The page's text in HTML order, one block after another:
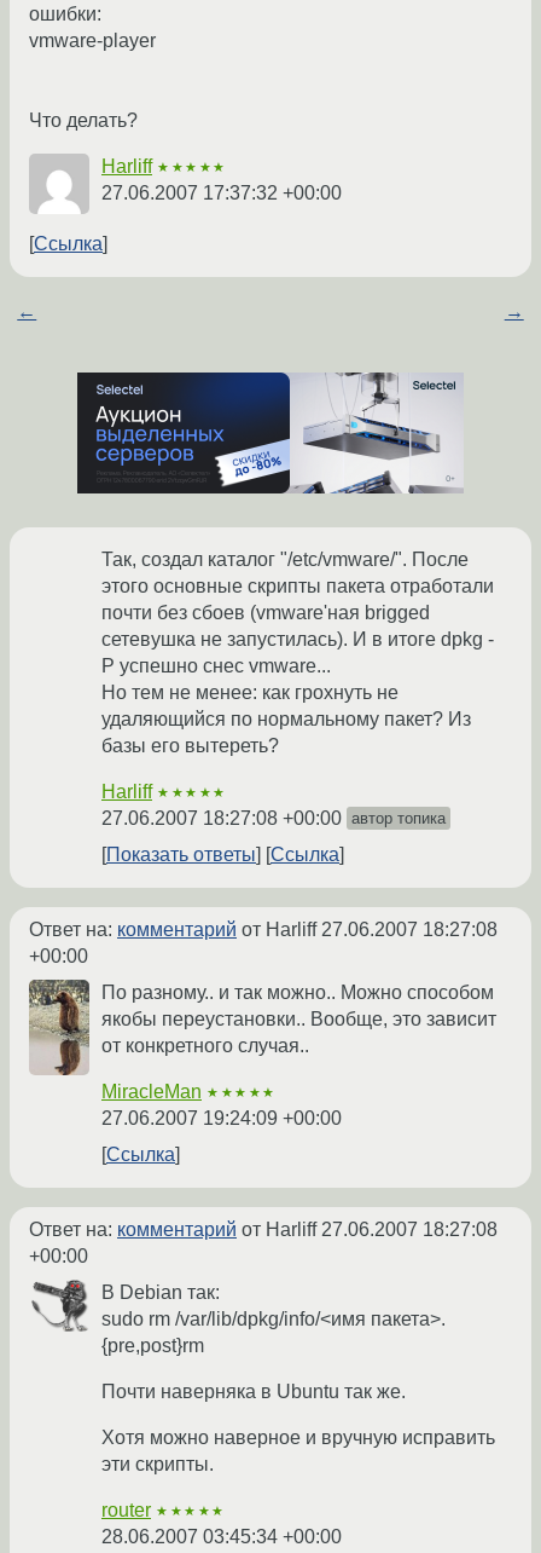
ошибки:
vmware-player
Что делать?
Harliff ★★★★★
27.06.2007 17:37:32 +00:00
Ссылка
← →
Так, создал каталог "/etc/vmware/". После
этого основные скрипты пакета отработали
почти без сбоев (vmware'ная brigged
сетевушка не запустилась). И в итоге dpkg -
P успешно снес vmware...
Но тем не менее: как грохнуть не
удаляющийся по нормальному пакет? Из
базы его вытереть?
Harliff ★★★★★
27.06.2007 18:27:08 +00:00 автор топика
Показать ответы Ссылка
Ответ на: комментарий от Harliff27.06.2007 18:27:08
+00:00
По разному.. и так можно.. Можно способом
якобы переустановки.. Вообще, это зависит
от конкретного случая..
MiracleMan ★★★★★
27.06.2007 19:24:09 +00:00
Ссылка
Ответ на: комментарий от Harliff27.06.2007 18:27:08
+00:00
В Debian так:
sudo rm /var/lib/dpkg/info/<имя пакета>.
{pre,post}rm
Почти наверняка в Ubuntu так же.
Хотя можно наверное и вручную исправить
эти скрипты.
router ★★★★★
28.06.2007 03:45:34 +00:00